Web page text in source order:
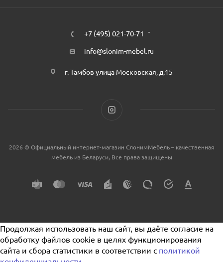
+7 (495) 021-70-71
info@slonim-mebel.ru
г. Тамбов улица Московская, д.15
2026 © Официальный интернет-магазин СлонимМебель – качественная
мебель из Беларуси, Все права защищены
Продолжая использовать наш сайт, вы даёте согласие на
обработку файлов cookie в целях функционирования
сайта и сбора статистики в соответствии с политикой